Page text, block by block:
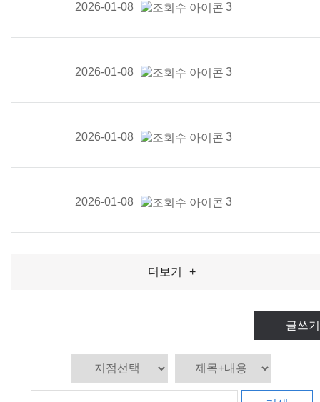
2026-01-08 3
2026-01-08 3
2026-01-08 3
2026-01-08 3
더보기 +
글쓰기